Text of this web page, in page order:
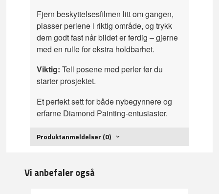
Fjern beskyttelsesfilmen litt om gangen,
plasser perlene i riktig område, og trykk
dem godt fast når bildet er ferdig – gjerne
med en rulle for ekstra holdbarhet.
Viktig: Tell posene med perler før du
starter prosjektet.
Et perfekt sett for både nybegynnere og
erfarne Diamond Painting-entusiaster.
Produktanmeldelser (0)
Vi anbefaler også